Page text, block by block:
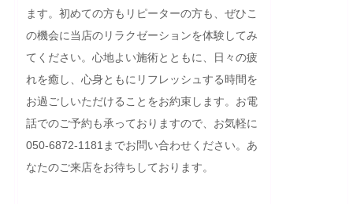
ます。初めての方もリピーターの方も、ぜひこ
の機会に当店のリラクゼーションを体験してみ
てください。心地よい施術とともに、日々の疲
れを癒し、心身ともにリフレッシュする時間を
お過ごしいただけることをお約束します。お電
話でのご予約も承っておりますので、お気軽に
050-6872-1181までお問い合わせください。あ
なたのご来店をお待ちしております。